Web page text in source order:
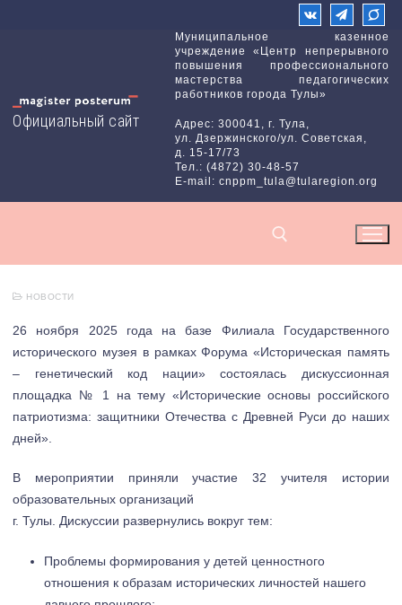
Официальный сайт
Муниципальное казенное
учреждение «Центр непрерывного
повышения профессионального
мастерства педагогических
работников города Тулы»
Адрес: 300041, г. Тула,
ул. Дзержинского/ул. Советская,
д. 15-17/73
Тел.: (4872) 30-48-57
E-mail: cnppm_tula@tularegion.org
НОВОСТИ
26 ноября 2025 года на базе Филиала Государственного
исторического музея в рамках Форума «Историческая память
– генетический код нации» состоялась дискуссионная
площадка № 1 на тему «Исторические основы российского
патриотизма: защитники Отечества с Древней Руси до наших
дней».
В мероприятии приняли участие 32 учителя истории
образовательных организаций
г. Тулы. Дискуссии развернулись вокруг тем:
Проблемы формирования у детей ценностного
отношения к образам исторических личностей нашего